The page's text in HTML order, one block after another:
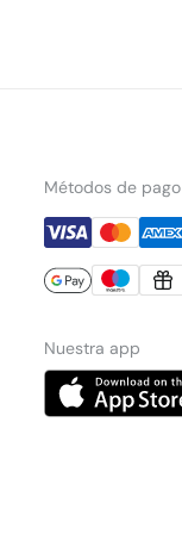
Métodos de pago
Nuestra app